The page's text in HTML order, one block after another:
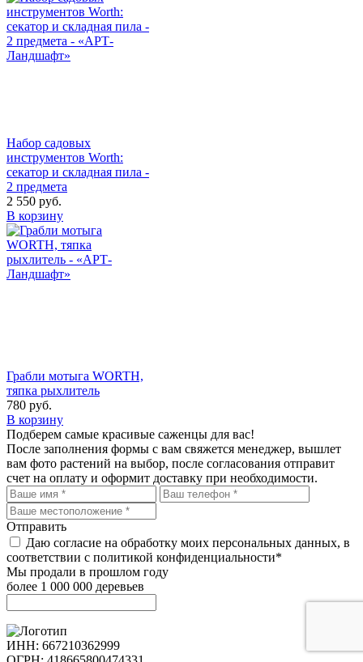
Набор садовых
инструментов Worth:
секатор и складная пила -
2 предмета
2 550 руб.
В корзину
Грабли мотыга WORTH,
тяпка рыхлитель
780 руб.
В корзину
Подберем самые красивые саженцы для вас!
После заполнения формы с вам свяжется менеджер, вышлет
вам фото растений на выбор, после согласования отправит
счет на оплату и оформит доставку при необходимости.
Отправить
Даю согласие на обработку моих персональных данных, в
соответствии с политикой конфиденциальности*
Мы продали в прошлом году
более 1 000 000 деревьев
ИНН: 667210362999